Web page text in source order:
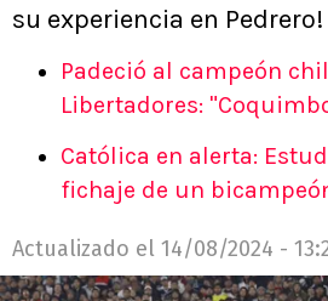
su experiencia en Pedrero!
Padeció al campeón
Libertadores:
Católica en alerta:
fichaje de un
Actualizado el 14/08/2024 -